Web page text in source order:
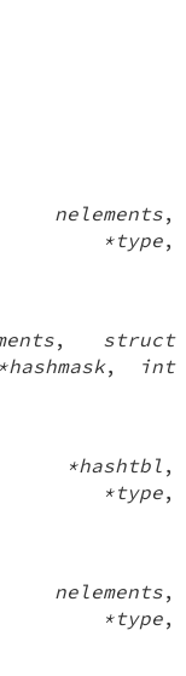
,
*type,
, struct
,
int
,
*type,
,
*type,